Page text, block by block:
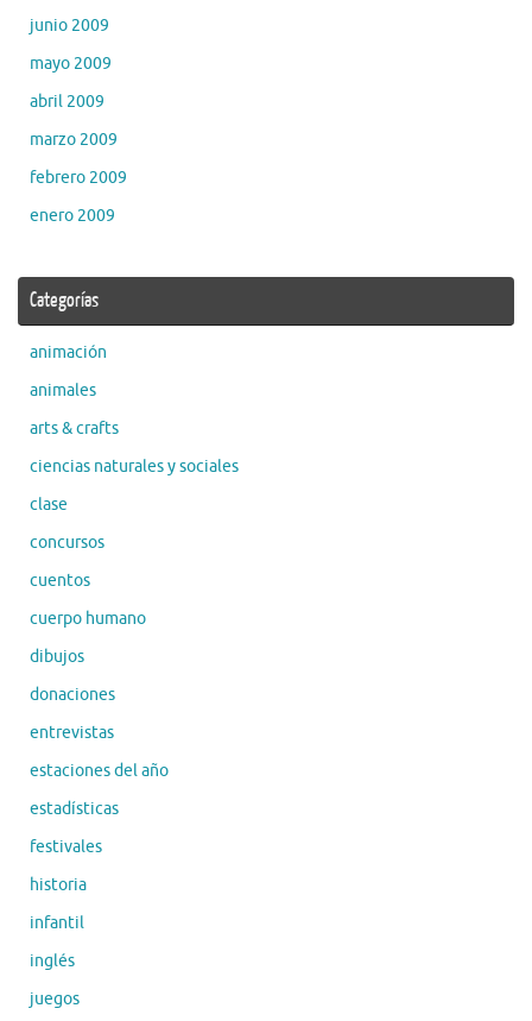
junio 2009
mayo 2009
abril 2009
marzo 2009
febrero 2009
enero 2009
Categorías
animación
animales
arts & crafts
ciencias naturales y sociales
clase
concursos
cuentos
cuerpo humano
dibujos
donaciones
entrevistas
estaciones del año
estadísticas
festivales
historia
infantil
inglés
juegos